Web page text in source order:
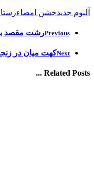
آلبوم جدیدجشن امضاء
Previousرشت مقصد
Nextکهت میان در
Related Posts ...